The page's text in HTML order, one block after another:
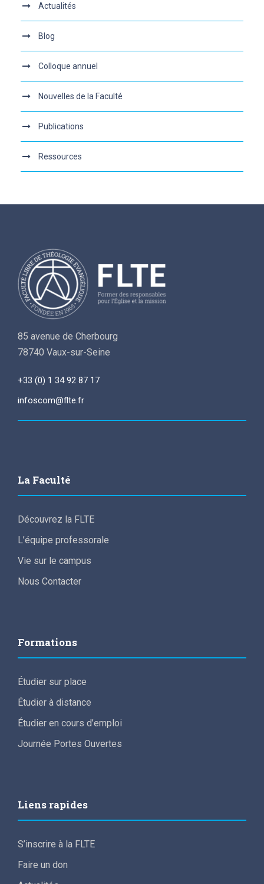
Actualités
Blog
Colloque annuel
Nouvelles de la Faculté
Publications
Ressources
85 avenue de Cherbourg
78740 Vaux-sur-Seine
+33 (0) 1 34 92 87 17
infoscom@flte.fr
La Faculté
Découvrez la FLTE
L’équipe professorale
Vie sur le campus
Nous Contacter
Formations
Étudier sur place
Étudier à distance
Étudier en cours d’emploi
Journée Portes Ouvertes
Liens rapides
S’inscrire à la FLTE
Faire un don